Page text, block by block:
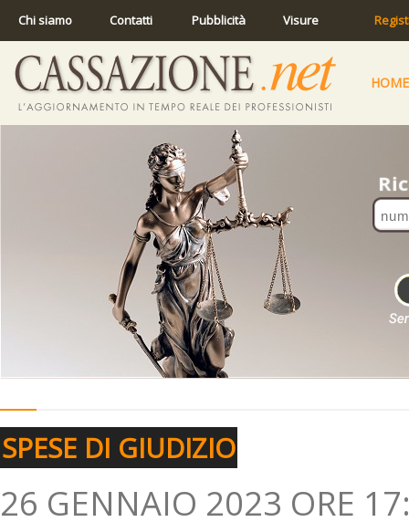
Chi siamo Contatti Pubblicità Visure
HOME
SPESE DI GIUDIZIO
26 GENNAIO 2023 ORE